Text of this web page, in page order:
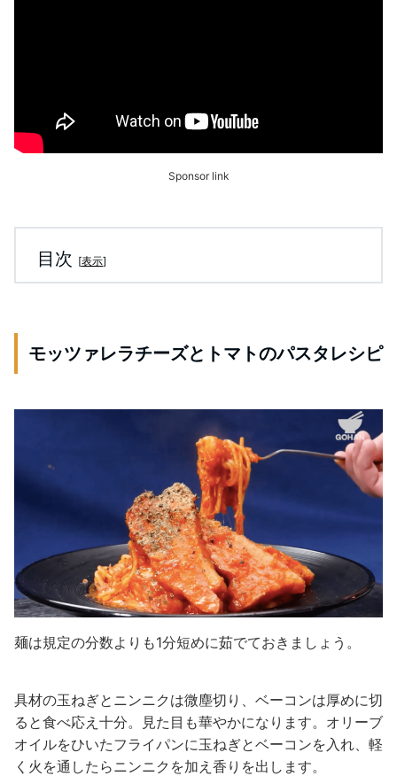
Sponsor link
目次 [表示]
モッツァレラチーズとトマトのパスタレシピ
麺は規定の分数よりも1分短めに茹でておきましょう。
具材の玉ねぎとニンニクは微塵切り、ベーコンは厚めに切
ると食べ応え十分。見た目も華やかになります。オリーブ
オイルをひいたフライパンに玉ねぎとベーコンを入れ、軽
く火を通したらニンニクを加え香りを出します。